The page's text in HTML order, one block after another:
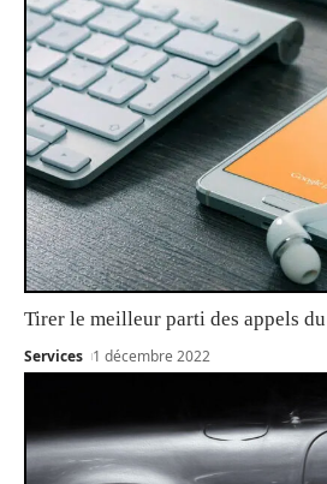
Tirer le meilleur parti des appels
Services 1 décembre 2022